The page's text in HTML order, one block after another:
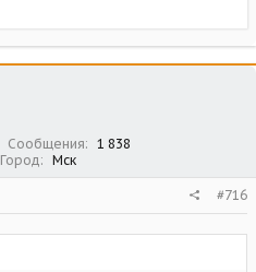
Сообщения
1 838
Город Мск
#716